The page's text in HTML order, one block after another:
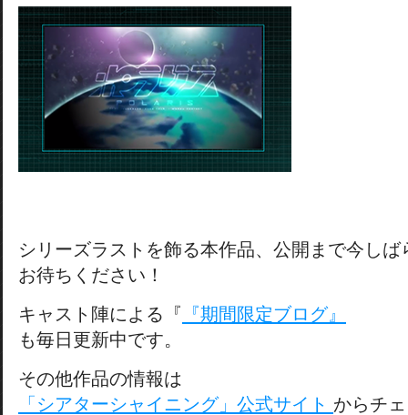
シリーズラストを飾る本作品、公開まで今しば
お待ちください！
キャスト陣による『 『期間限定ブログ』
も毎日更新中です。
その他作品の情報は
「シアターシャイニング」公式サイト からチ